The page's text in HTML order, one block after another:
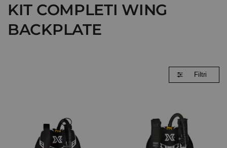
KIT COMPLETI WING
BACKPLATE
Filtri